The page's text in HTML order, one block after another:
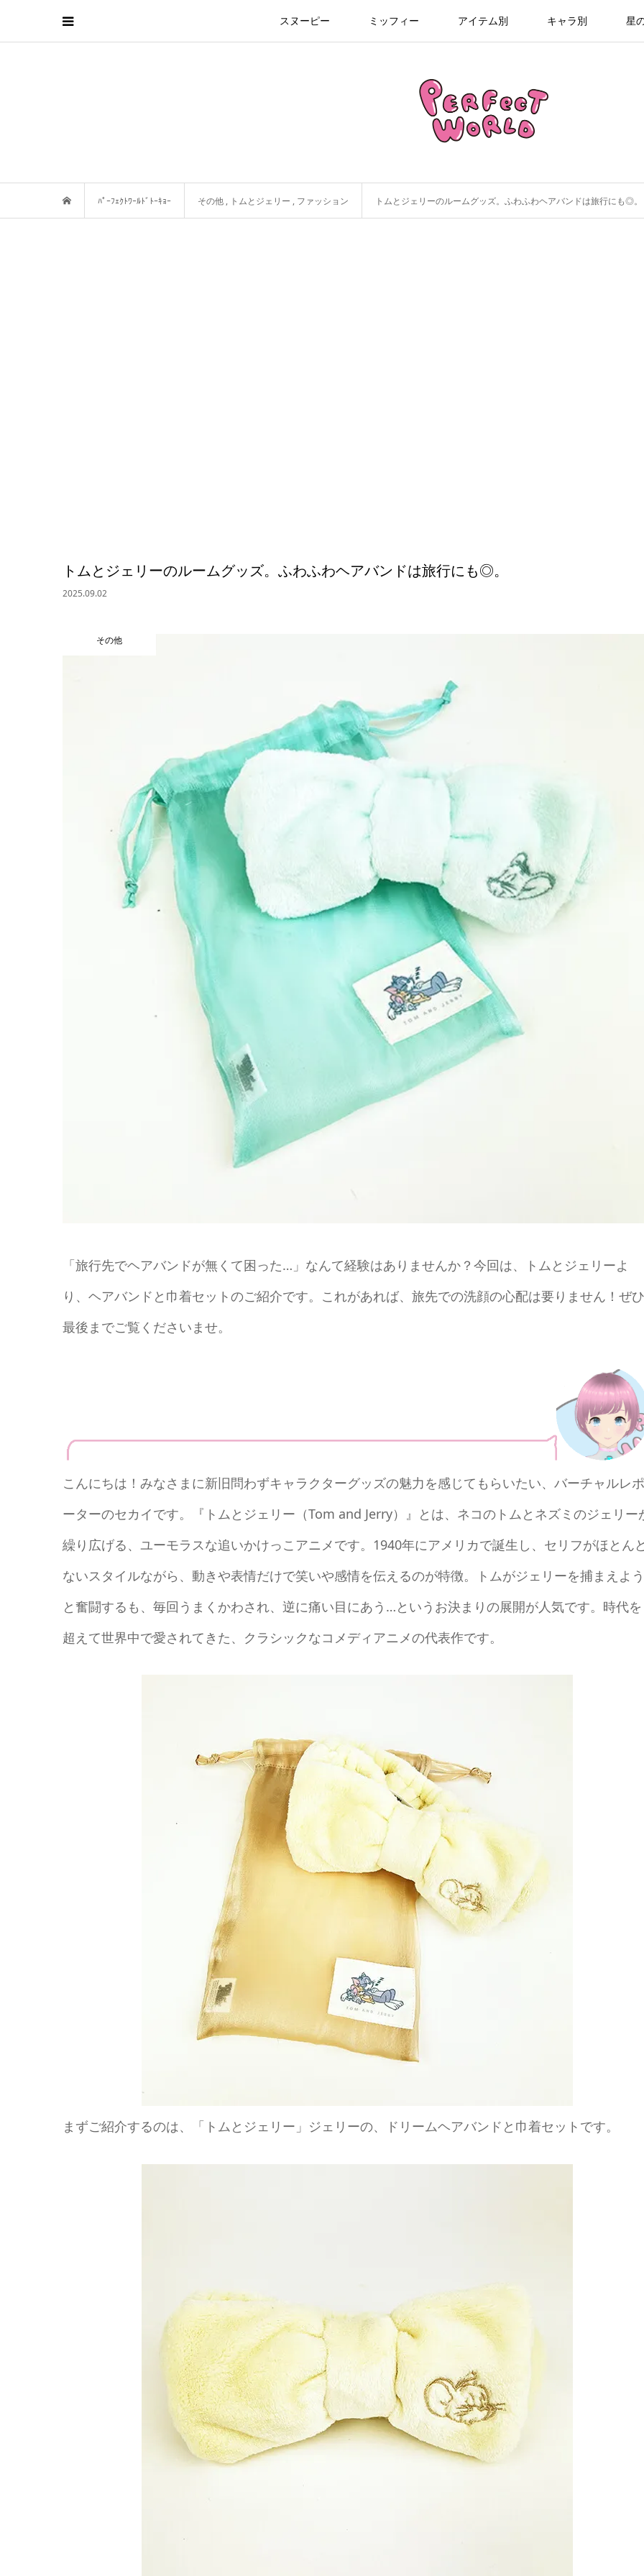
スヌーピー ミッフィー アイテム別 キャラ別 星
ﾊﾟｰﾌｪｸﾄﾜｰﾙﾄﾞﾄｰｷｮｰ その他 , トムとジェリー , ファッション トムとジェリーのルームグッズ。ふわふわヘアバンドは旅行にも◎。
トムとジェリーのルームグッズ。ふわふわヘアバンドは旅行にも◎。
2025.09.02
その他
「旅行先でヘアバンドが無くて困った…」なんて経験はありませんか？今回は、トムとジェリーよ
り、ヘアバンドと巾着セットのご紹介です。これがあれば、旅先での洗顔の心配は要りません！ぜひ
最後までご覧くださいませ。
こんにちは！みなさまに新旧問わずキャラクターグッズの魅力を感じてもらいたい、バーチャルレポ
ーターのセカイです。『トムとジェリー（Tom and Jerry）』とは、ネコのトムとネズミのジェリー
繰り広げる、ユーモラスな追いかけっこアニメです。1940年にアメリカで誕生し、セリフがほとん
ないスタイルながら、動きや表情だけで笑いや感情を伝えるのが特徴。トムがジェリーを捕まえよう
と奮闘するも、毎回うまくかわされ、逆に痛い目にあう…というお決まりの展開が人気です。時代を
超えて世界中で愛されてきた、クラシックなコメディアニメの代表作です。
まずご紹介するのは、「トムとジェリー」ジェリーの、ドリームヘアバンドと巾着セットです。